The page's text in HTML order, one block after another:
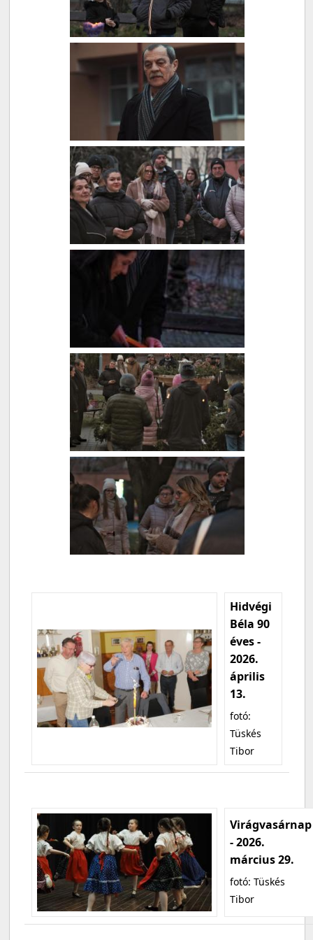
Hidvégi
Béla 90
éves -
2026.
április
13.
fotó:
Tüskés
Tibor
Virágvasárnap
- 2026.
március 29.
fotó: Tüskés
Tibor